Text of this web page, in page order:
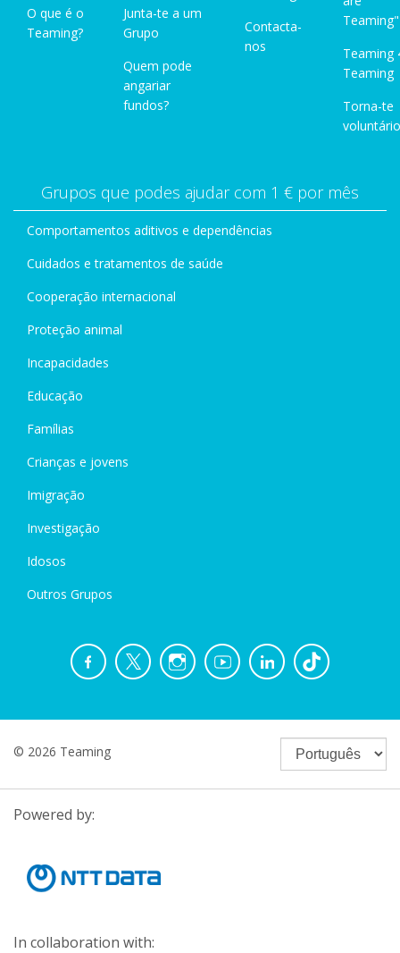
O que é o
Teaming?
Junta-te a um
Grupo
Quem pode
angariar
fundos?
Contacta-
nos
Teaming"
Teaming
Teaming
Torna-te
Grupos que podes ajudar com 1 € por mês
Comportamentos aditivos e dependências
Cuidados e tratamentos de saúde
Cooperação internacional
Proteção animal
Incapacidades
Educação
Famílias
Crianças e jovens
Imigração
Investigação
Idosos
Outros Grupos
© 2026 Teaming
Powered by:
In collaboration with: